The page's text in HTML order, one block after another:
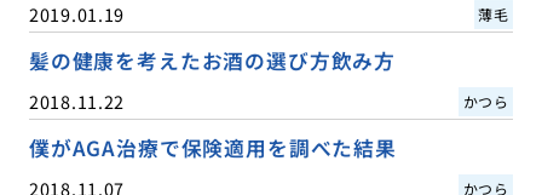
2019.01.19 薄毛
髪の健康を考えたお酒の選び方飲み方
2018.11.22 かつら
僕がAGA治療で保険適用を調べた結果
2018.11.07 かつら